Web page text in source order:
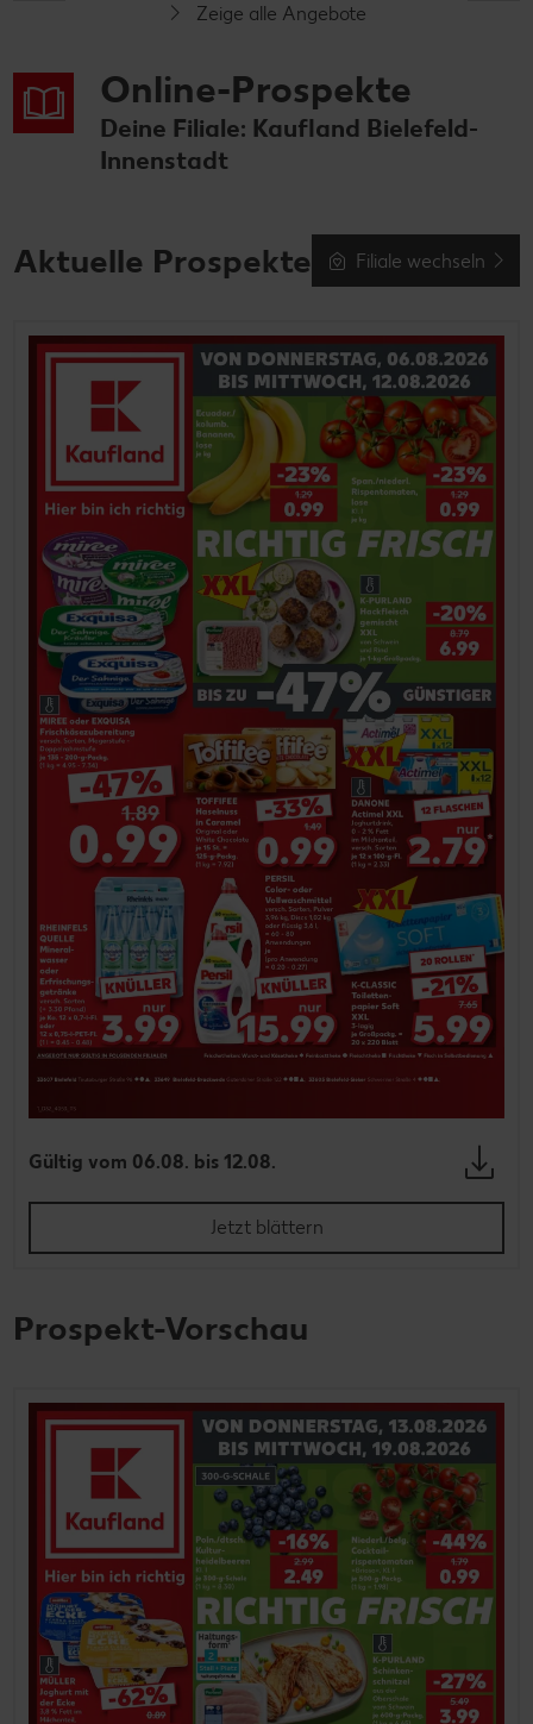
Zeige alle Angebote
Online-Prospekte
Deine Filiale: Kaufland Bielefeld-
Innenstadt
Aktuelle Prospekte Filiale wechseln
Gültig vom 06.08. bis 12.08.
Jetzt blättern
Prospekt-Vorschau